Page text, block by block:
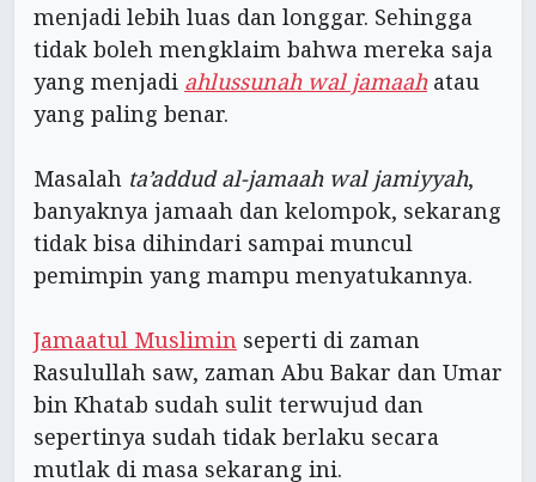
menjadi lebih luas dan longgar. Sehingga
tidak boleh mengklaim bahwa mereka saja
yang menjadi ahlussunah wal jamaahatau
yang paling benar.
Masalah ta’addud al-jamaah wal jamiyyah,
banyaknya jamaah dan kelompok, sekarang
tidak bisa dihindari sampai muncul
pemimpin yang mampu menyatukannya.
Jamaatul Muslimin seperti di zaman
Rasulullah saw, zaman Abu Bakar dan Umar
bin Khatab sudah sulit terwujud dan
sepertinya sudah tidak berlaku secara
mutlak di masa sekarang ini.